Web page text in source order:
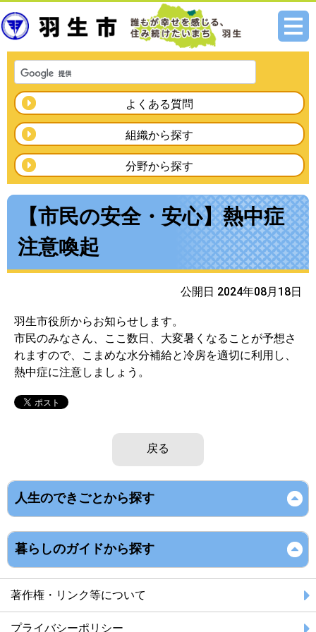
メニ
よくある質問
組織から探す
分野から探す
【市民の安全・安心】熱中症
注意喚起
公開日 2024年08月18日
羽生市役所からお知らせします。
市民のみなさん、ここ数日、大変暑くなることが予想さ
れますので、こまめな水分補給と冷房を適切に利用し、
熱中症に注意しましょう。
戻る
人生のできごとから探す
暮らしのガイドから探す
著作権・リンク等について
プライバシーポリシー